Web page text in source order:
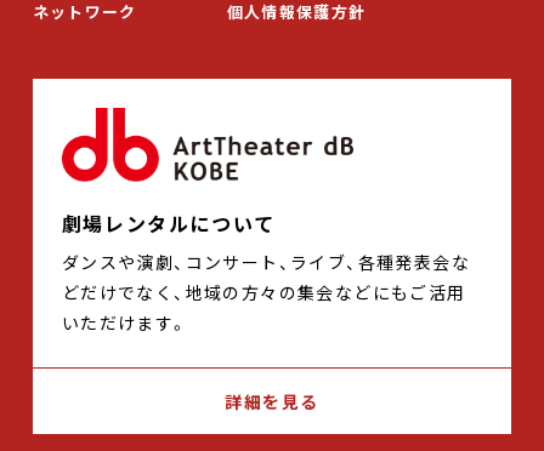
ネットワーク
個人情報保護方針
劇場レンタルについて
ダンスや演劇、コンサート、ライブ、各種発表会な
どだけでなく、地域の方々の集会などにもご活用
いただけます。
詳細を見る